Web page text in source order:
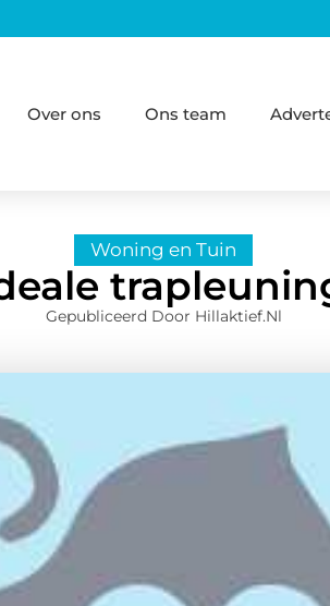
Over ons Ons team
Woning en Tuin
Gepubliceerd Door Hillaktief.nl